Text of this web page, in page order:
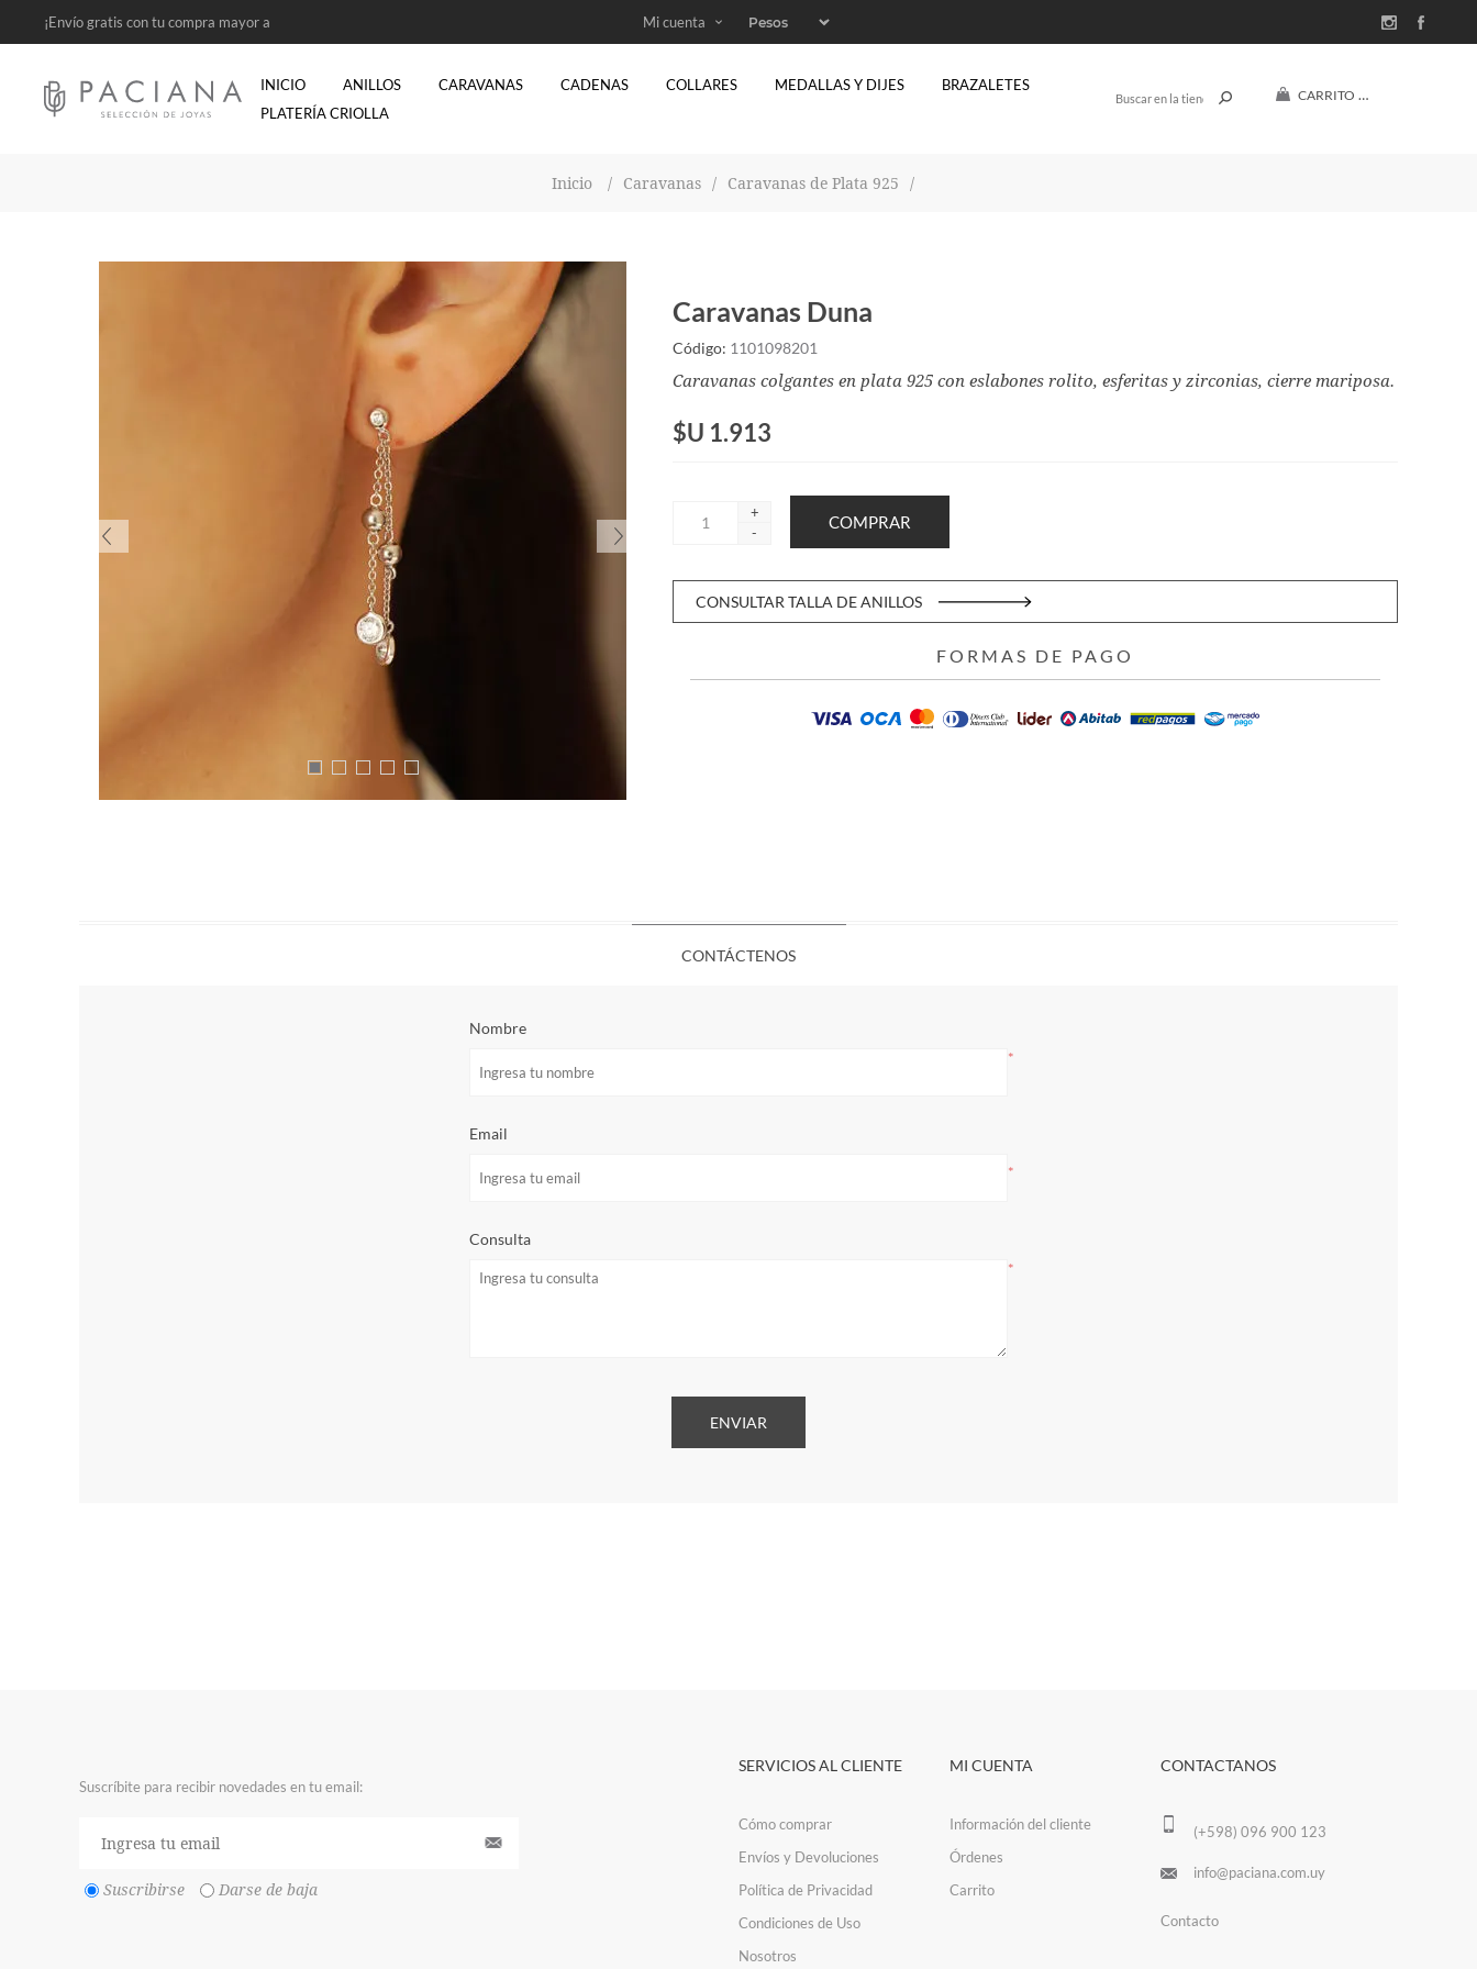
¡Envío gratis con tu compra mayor a Mi cuenta
CARRITO (0)
INICIO ANILLOS CARAVANAS CADENAS COLLARES MEDALLAS Y DIJES
BRAZALETES
PLATERÍA CRIOLLA
Inicio / Caravanas / Caravanas de Plata 925 /
Caravanas Duna
Código: 1101098201
Caravanas colgantes en plata 925 con eslabones rolito, esferitas y zirconias, cierre mariposa.
$U 1.913
+
-
CONSULTAR TALLA DE ANILLOS
FORMAS DE PAGO
CONTÁCTENOS
Nombre
*
Email
*
Consulta
*
Suscríbite para recibir novedades en tu email:
Suscribirse Darse de baja
SERVICIOS AL CLIENTE
Cómo comprar
Envíos y Devoluciones
Política de Privacidad
Condiciones de Uso
Nosotros
MI CUENTA
Información del cliente
Órdenes
Carrito
CONTACTANOS
(+598) 096 900 123
info@paciana.com.uy
Contacto